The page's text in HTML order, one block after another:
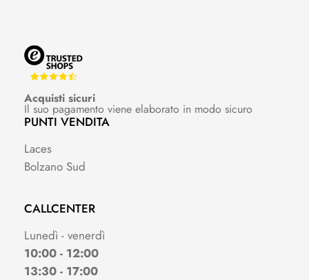
Acquisti sicuri
Il suo pagamento viene elaborato in modo sicuro
PUNTI VENDITA
Laces
Bolzano Sud
CALLCENTER
Lunedì - venerdì
10:00 - 12:00
13:30 - 17:00